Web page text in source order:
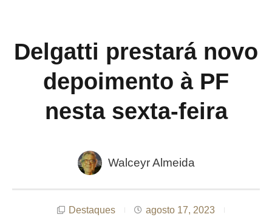
Delgatti prestará novo
depoimento à PF
nesta sexta-feira
Walceyr Almeida
Destaques
agosto 17, 2023